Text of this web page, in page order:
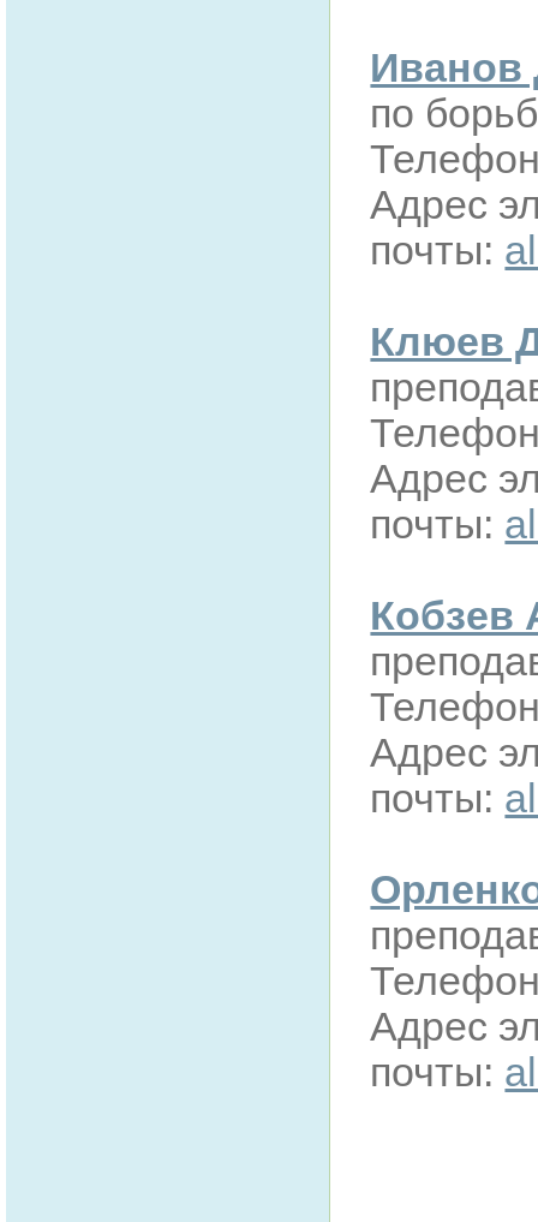
Иванов
по
Адрес
почты:
Клюев
Адрес
почты:
Кобзев
Адрес
почты:
Адрес
почты: